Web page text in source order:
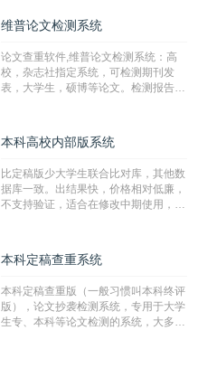
校用来检测硕博论文的系统，检测范围
广，数据来源真实，检测算法合理!本
字符数30万）
维普论文检测系统
论文查重软件,维普论文检测系统：高
校，杂志社指定系统，可检测期刊发
表，大学生，硕博等论文。检测报告支
本科高校内部版系统
比定稿版少大学生联合比对库，其他数
据库一致。出结果快，价格相对低廉，
不支持验证，适合在修改中期使用，定
本科定稿查重系统
本科定稿查重版（一般习惯叫本科终评
版），论文抄袭检测系统，专用于大学
生专、本科等论文检测的系统，大多数